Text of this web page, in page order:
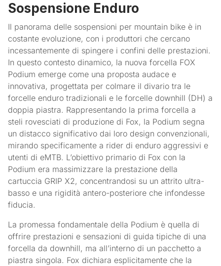
Sospensione Enduro
Il panorama delle sospensioni per mountain bike è in
costante evoluzione, con i produttori che cercano
incessantemente di spingere i confini delle prestazioni.
In questo contesto dinamico, la nuova forcella FOX
Podium emerge come una proposta audace e
innovativa, progettata per colmare il divario tra le
forcelle enduro tradizionali e le forcelle downhill (DH) a
doppia piastra. Rappresentando la prima forcella a
steli rovesciati di produzione di Fox, la Podium segna
un distacco significativo dai loro design convenzionali,
mirando specificamente a rider di enduro aggressivi e
utenti di eMTB. L’obiettivo primario di Fox con la
Podium era massimizzare la prestazione della
cartuccia GRIP X2, concentrandosi su un attrito ultra-
basso e una rigidità antero-posteriore che infondesse
fiducia.
La promessa fondamentale della Podium è quella di
offrire prestazioni e sensazioni di guida tipiche di una
forcella da downhill, ma all’interno di un pacchetto a
piastra singola. Fox dichiara esplicitamente che la